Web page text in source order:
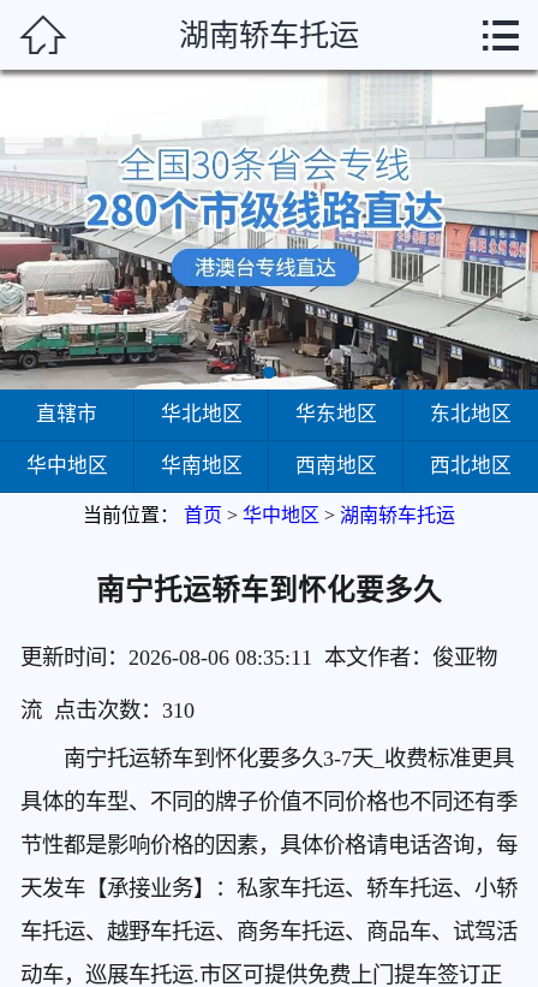
华北地区
华东地区
东北地区
华中地区
华南地区
西南地区
 湖南轿车托运 
直辖市 华北地区 华东地区 东北地区
华中地区 华南地区 西南地区 西北地区
当前位置： 首页 > 华中地区 > 湖南轿车托运
南宁托运轿车到怀化要多久
更新时间：2026-08-06 08:35:11 本文作者：俊亚物
流 点击次数： 310
南宁托运轿车到怀化要多久3-7天_收费标准更具
具体的车型、不同的牌子价值不同价格也不同还有季
节性都是影响价格的因素，具体价格请电话咨询，每
天发车【承接业务】：私家车托运、轿车托运、小轿
车托运、越野车托运、商务车托运、商品车、试驾活
动车，巡展车托运.市区可提供免费上门提车签订正